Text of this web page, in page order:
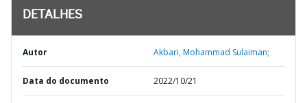
DETALHES
Autor Akbari, Mohammad Sulaiman;
Data do documento 2022/10/21